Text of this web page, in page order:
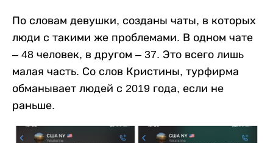
По словам девушки, созданы чаты, в которых
люди с такими же проблемами. В одном чате
– 48 человек, в другом – 37. Это всего лишь
малая часть. Со слов Кристины, турфирма
обманывает людей с 2019 года, если не
раньше.